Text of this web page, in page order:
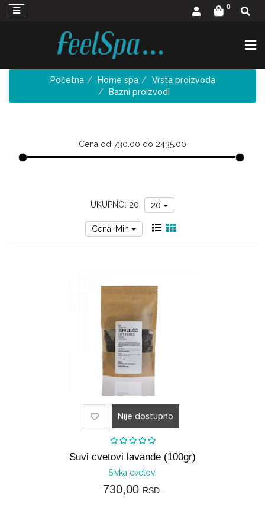
0
Početna Home spa
Vrsta proizvoda
Bazni proizvodi
Cena od 730.00 do 2435.00
UKUPNO: 20 20
Cena: Min
Nije dostupno
Suvi cvetovi lavande (100gr)
Sivka cvetovi
730,00 RSD.